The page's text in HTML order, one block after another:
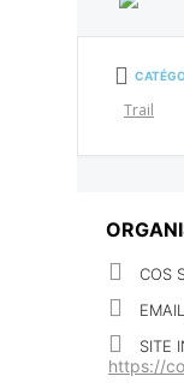
Trail
COS
EMAIL
SITE
https://